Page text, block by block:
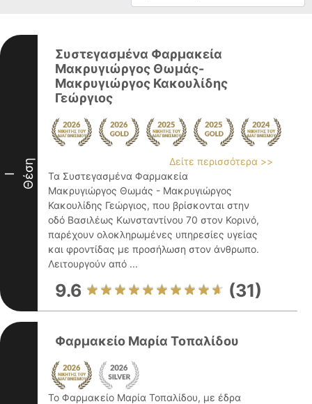
I Θέση
Συστεγασμένα Φαρμακεία
Μακρυγιώργος Θωμάς-
Μακρυγιώργος Κακουλίδης
Γεώργιος
Δείτε περισσότερα >>
Τα Συστεγασμένα Φαρμακεία
Μακρυγιώργος Θωμάς - Μακρυγιώργος
Κακουλίδης Γεώργιος, που βρίσκονται στην
οδό Βασιλέως Κωνσταντίνου 70 στον Κορινό,
παρέχουν ολοκληρωμένες υπηρεσίες υγείας
και φροντίδας με προσήλωση στον άνθρωπο.
Λειτουργούν από ...
9.6 (31)
Φαρμακείο Μαρία Τοπαλίδου
Το Φαρμακείο Μαρία Τοπαλίδου, με έδρα